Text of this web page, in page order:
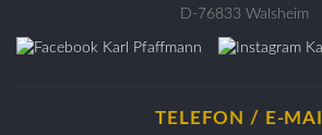
D-76833 Walsheim
TELEFON / E-